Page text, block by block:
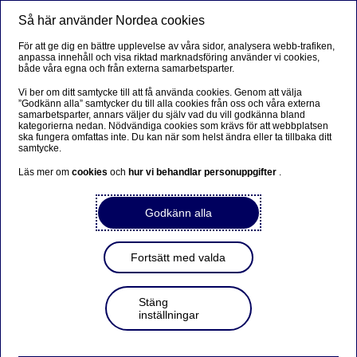
Företag
Starta handelsbolag eller
kommanditbolag och bli
företagskund
Så blir du kund med nystartat
handelsbolag eller
kommanditbolag
Följ stegen för att starta ditt bolag. När ditt handelsbolag
Så här använder Nordea cookies
För att ge dig en bättre upplevelse av våra sidor, analysera webb-trafiken,
anpassa innehåll och visa riktad marknadsföring använder vi cookies,
både våra egna och från externa samarbetsparter.
Vi ber om ditt samtycke till att få använda cookies. Genom att välja
”Godkänn alla” samtycker du till alla cookies från oss och våra externa
samarbetsparter, annars väljer du själv vad du vill godkänna bland
kategorierna nedan. Nödvändiga cookies som krävs för att webbplatsen
ska fungera omfattas inte. Du kan när som helst ändra eller ta tillbaka ditt
samtycke.
Läs mer omcookiesoch hur vi behandlar personuppgifter .
Godkänn alla
Fortsätt med valda
Stäng
inställningar